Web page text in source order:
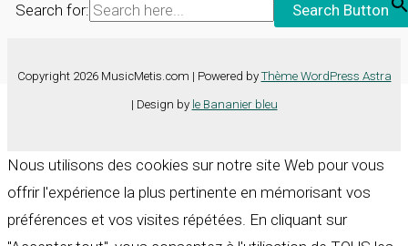
Search for: Search Button
Copyright 2026 MusicMetis.com | Powered by Thème WordPress Astra
| Design by le Bananier bleu
Nous utilisons des cookies sur notre site Web pour vous
offrir l'expérience la plus pertinente en mémorisant vos
préférences et vos visites répétées. En cliquant sur